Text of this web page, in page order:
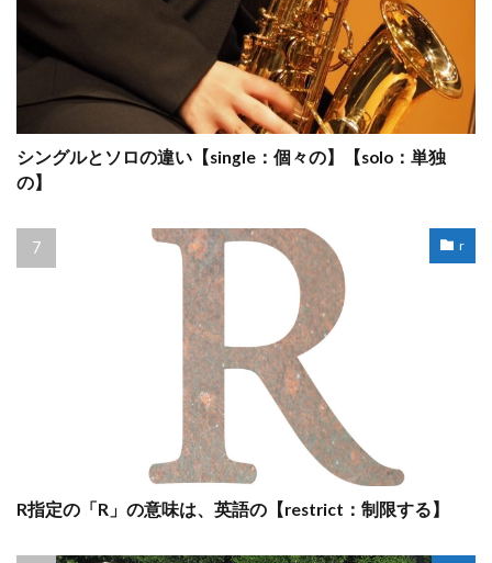
シングルとソロの違い【single：個々の】【solo：単独
の】
r
R指定の「R」の意味は、英語の【restrict：制限する】